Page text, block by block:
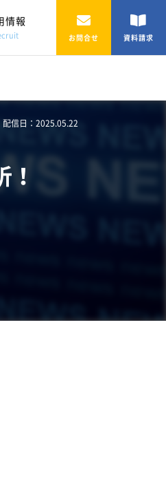
情報
お問合せ 資料請求
配信日：2025.05.22